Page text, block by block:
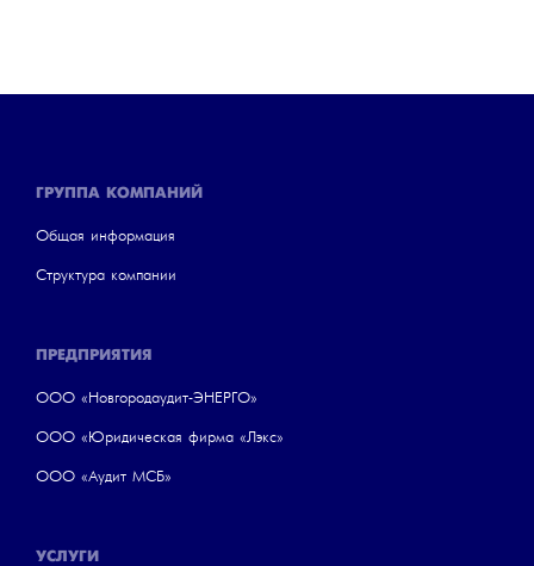
ГРУППА КОМПАНИЙ
Общая информация
Структура компании
ПРЕДПРИЯТИЯ
ООО «Новгородаудит-ЭНЕРГО»
ООО «Юридическая фирма «Лэкс»
ООО «Аудит МСБ»
УСЛУГИ